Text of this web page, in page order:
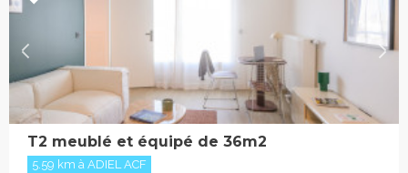
T2 meublé et équipé de 36m2
5.59 km à ADIEL ACF